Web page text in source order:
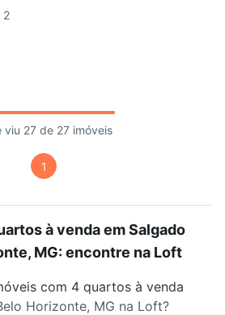
2
viu 27 de 27 imóveis
1
à venda em Salgado
MG: encontre na Loft
com 4 quartos à venda
Horizonte, MG na Loft?